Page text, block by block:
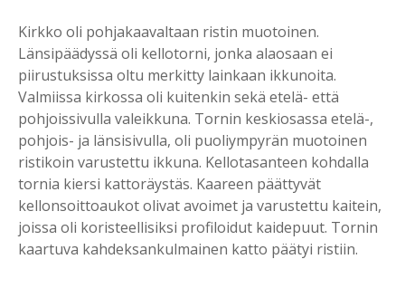
Kirkko oli pohjakaavaltaan ristin muotoinen.
Länsipäädyssä oli kellotorni, jonka alaosaan ei
piirustuksissa oltu merkitty lainkaan ikkunoita.
Valmiissa kirkossa oli kuitenkin sekä etelä- että
pohjoissivulla valeikkuna. Tornin keskiosassa etelä-,
pohjois- ja länsisivulla, oli puoliympyrän muotoinen
ristikoin varustettu ikkuna. Kellotasanteen kohdalla
tornia kiersi kattoräystäs. Kaareen päättyvät
kellonsoittoaukot olivat avoimet ja varustettu kaitein,
joissa oli koristeellisiksi profiloidut kaidepuut. Tornin
kaartuva kahdeksankulmainen katto päätyi ristiin.